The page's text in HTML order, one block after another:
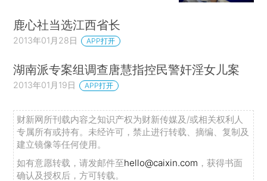
鹿心社当选江西省长
2013年01月28日 APP打开
湖南派专案组调查唐慧指控民警奸淫女儿案
2013年01月19日 APP打开
财新网所刊载内容之知识产权为财新传媒及/或相关权利人
专属所有或持有。未经许可，禁止进行转载、摘编、复制及
建立镜像等任何使用。
如有意愿转载，请发邮件至hello@caixin.com ，获得书面
确认及授权后，方可转载。